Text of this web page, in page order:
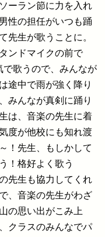
ーラン節に力を入れ
性の担任がいつも踊
先生が歌うことに。
ンドマイクの前で
で歌うので、みんなが
途中で雨が強く降り
みんなが真剣に踊り
は、音楽の先生に着
度が他校にも知れ渡
！先生、もしかして
！格好よく歌う
先生も協力してくれ
、音楽の先生がわざ
の思い出がこみ上
クラスのみんなでパ